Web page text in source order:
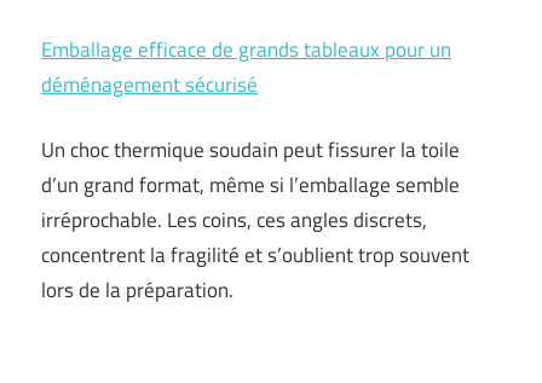
Emballage efficace de grands tableaux pour un
déménagement sécurisé
Un choc thermique soudain peut fissurer la toile
d’un grand format, même si l’emballage semble
irréprochable. Les coins, ces angles discrets,
concentrent la fragilité et s’oublient trop souvent
lors de la préparation.